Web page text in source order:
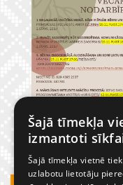
GADĪJUMBILDES
Šajā tīmekļa
izmantoti
Šajā tīmekļa vietnē
uzlabotu lietotāju